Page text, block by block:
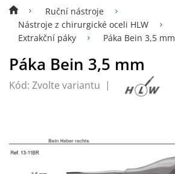
Ruční nástroje
Nástroje z chirurgické oceli HLW
Extrakční páky
Páka Bein 3,5 mm
Páka Bein 3,5 mm
Kód: Zvolte variantu